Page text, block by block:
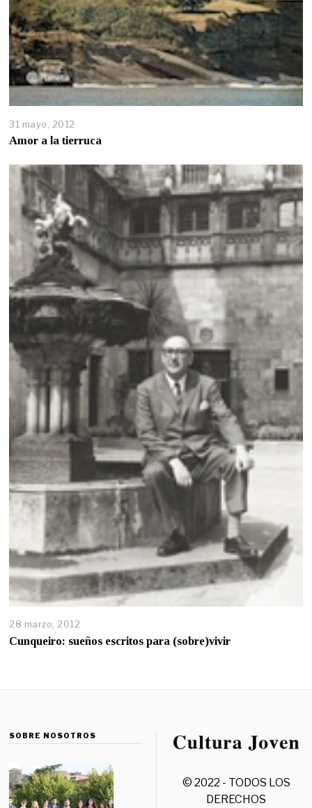
31 mayo, 2012
Amor a la tierruca
28 marzo, 2012
Cunqueiro: sueños escritos para (sobre)vivir
SOBRE NOSOTROS
© 2022 - TODOS LOS
DERECHOS